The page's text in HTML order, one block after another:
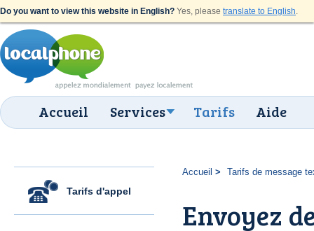
Do you want to view this website in English? Yes, please translate to English.
Accueil Services Tarifs Aide
Tarifs d'appel
Accueil Tarifs de message
Envoyez